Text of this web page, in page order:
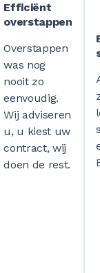
Efficiënt
overstappen
Overstappen
was nog
nooit zo
eenvoudig.
Wij adviseren
u, u kiest uw
contract, wij
doen de rest.